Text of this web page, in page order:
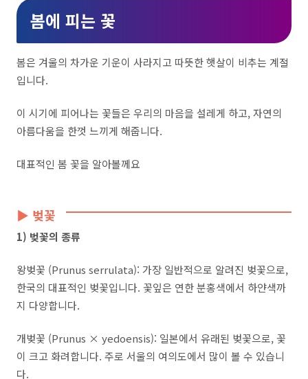
봄에 피는 꽃
봄은 겨울의 차가운 기운이 사라지고 따뜻한 햇살이 비추는 계절
입니다.
이 시기에 피어나는 꽃들은 우리의 마음을 설레게 하고,자연의
아름다움을 한껏 느끼게 해줍니다.
대표적인 봄 꽃을 알아볼께요
▶ 벚꽃
1) 벚꽃의 종류
왕벚꽃 (Prunus serrulata): 가장 일반적으로 알려진 벚꽃으로,
한국의 대표적인 벚꽃입니다. 꽃잎은 연한 분홍색에서 하얀색까
지 다양합니다.
개벚꽃 (Prunus × yedoensis): 일본에서 유래된 벚꽃으로, 꽃
이 크고 화려합니다. 주로 서울의 여의도에서 많이 볼 수 있습니
다.